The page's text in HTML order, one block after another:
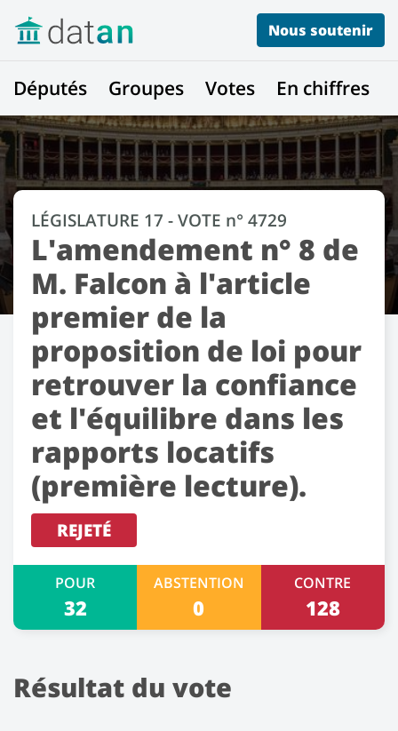
Nous soutenir
Députés Groupes Votes En chiffres
LÉGISLATURE 17 - VOTE n° 4729
L'amendement n° 8 de
M. Falcon à l'article
premier de la
proposition de loi pour
retrouver la confiance
et l'équilibre dans les
rapports locatifs
(première lecture).
REJETÉ
POUR
32
ABSTENTION
0
CONTRE
128
Résultat du vote